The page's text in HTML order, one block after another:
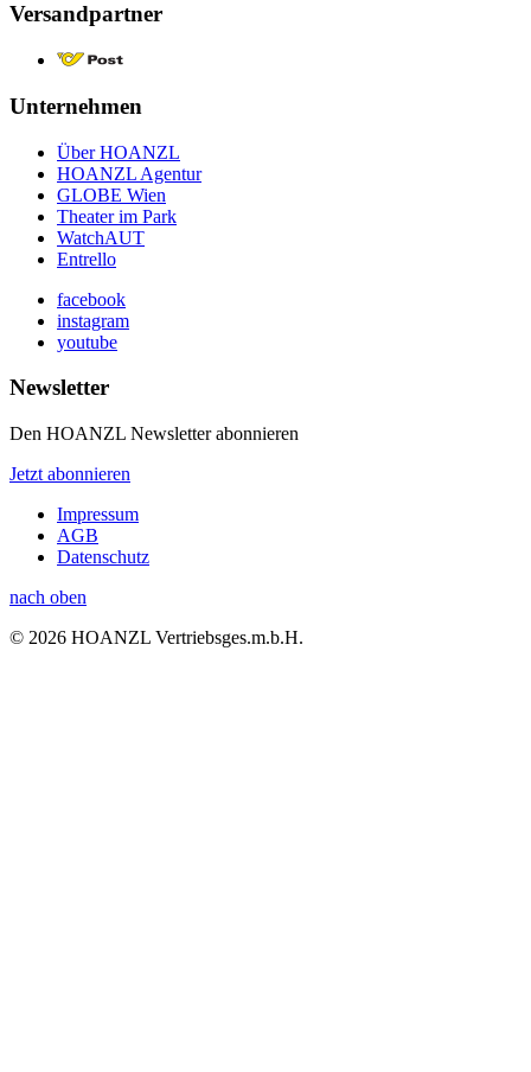
Versandpartner
Unternehmen
Über HOANZL
HOANZL Agentur
GLOBE Wien
Theater im Park
WatchAUT
Entrello
facebook
instagram
youtube
Newsletter
Den HOANZL Newsletter abonnieren
Jetzt abonnieren
Impressum
AGB
Datenschutz
nach oben
© 2026 HOANZL Vertriebsges.m.b.H.